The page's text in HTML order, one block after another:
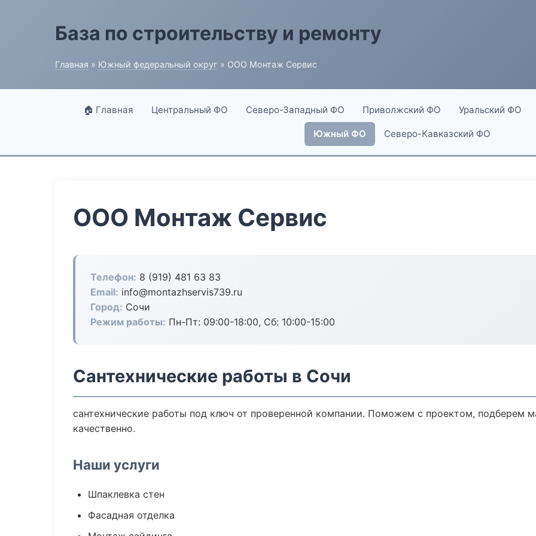
База по строительству и ремонту
Главная » Южный федеральный округ » ООО Монтаж Сервис
🏠 Главная Центральный ФО Северо-Западный ФО Приволжский ФО Уральский ФО
Южный ФО Северо-Кавказский ФО
ООО Монтаж Сервис
Телефон: 8 (919) 481 63 83
Email: info@montazhservis739.ru
Город: Сочи
Режим работы: Пн-Пт: 09:00-18:00, Сб: 10:00-15:00
Сантехнические работы в Сочи
сантехнические работы под ключ от проверенной компании. Поможем с проектом, подберем
качественно.
Наши услуги
Шпаклевка стен
Фасадная отделка